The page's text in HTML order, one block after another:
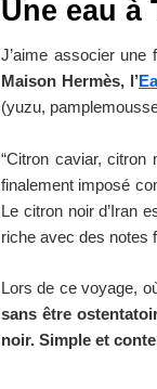
Une eau à
J’aime associer
Maison Hermès, l’
(yuzu,
“Citron caviar, citron
finalement imposé
Le citron noir d’Iran
riche avec des notes
Lors de ce voyage,
sans être
noir. Simple et